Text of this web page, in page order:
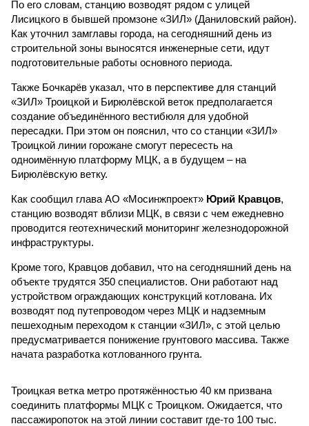
По его словам, станцию возводят рядом с улицей
Лисицкого в бывшей промзоне «ЗИЛ» (Даниловский район).
Как уточнил замглавы города, на сегодняшний день из
строительной зоны выносятся инженерные сети, идут
подготовительные работы основного периода.
Также Бочкарёв указал, что в перспективе для станций
«ЗИЛ» Троицкой и Бирюлёвской веток предполагается
создание объединённого вестибюля для удобной
пересадки. При этом он пояснил, что со станции «ЗИЛ»
Троицкой линии горожане смогут пересесть на
одноимённую платформу МЦК, а в будущем – на
Бирюлёвскую ветку.
Как сообщил глава АО «Мосинжпроект» Юрий Кравцов,
станцию возводят вблизи МЦК, в связи с чем ежедневно
проводится геотехнический мониторинг железнодорожной
инфраструктуры.
Кроме того, Кравцов добавил, что на сегодняшний день на
объекте трудятся 350 специалистов. Они работают над
устройством ограждающих конструкций котлована. Их
возводят под путепроводом через МЦК и надземным
пешеходным переходом к станции «ЗИЛ», с этой целью
предусматривается понижение грунтового массива. Также
начата разработка котлованного грунта.
Троицкая ветка метро протяжённостью 40 км призвана
соединить платформы МЦК с Троицком. Ожидается, что
пассажиропоток на этой линии составит где-то 100 тыс.